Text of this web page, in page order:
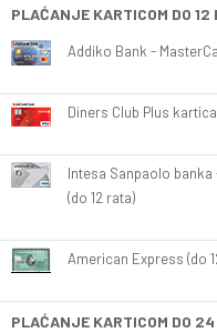
PLAĆANJE KARTICOM DO 12
Addiko Bank -
Diners Club Plus
Intesa Sanpaolo banka
(do 12 rata)
American Express (do
PLAĆANJE KARTICOM DO 24